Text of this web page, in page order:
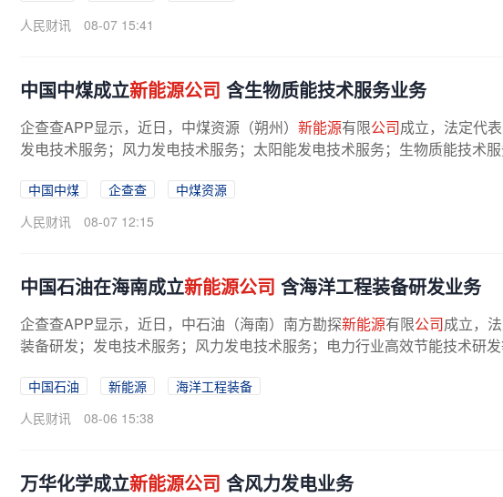
人民财讯
08-07 15:41
中国中煤成立新能源公司 含生物质能技术服务业务
企查查APP显示，近日，中煤资源（朔州） 新能源有限公司成立，法定代
发电技术服务；风力发电技术服务；太阳能发电技术服务；生物质能技术
中国中煤 企查查
中煤资源
人民财讯
08-07 12:15
中国石油在海南成立新能源公司 含海洋工程装备研发业务
企查查APP显示，近日，中石油（海南）南方勘探新能源有限公司成立，
装备研发；发电技术服务；风力发电技术服务；电力行业高效节能技术研
中国石油 新能源
海洋工程装备
人民财讯
08-06 15:38
万华化学成立新能源公司 含风力发电业务